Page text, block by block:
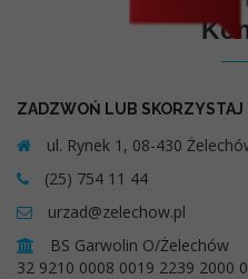
ZADZWOŃ LUB
ul. Rynek 1, 08-430
(25) 754 11 44
urzad@zelechow.pl
BS Garwolin O/Żelechów
32 9210 0008 0019 2239 2000